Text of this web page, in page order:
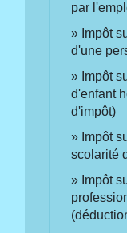
par
Impôt
d'une
Impôt
d'enfant
d'impôt)
Impôt
scolarité
Impôt